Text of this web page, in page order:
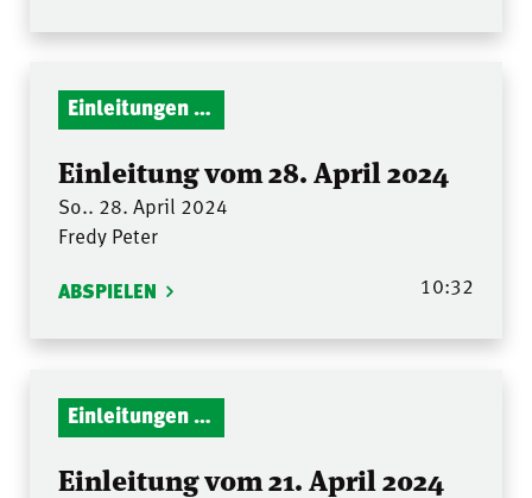
Einleitungen Gottesdienst
Einleitung vom 28. April 2024
So.. 28. April 2024
Fredy Peter
ABSPIELEN 10:32
Einleitungen Gottesdienst
Einleitung vom 21. April 2024